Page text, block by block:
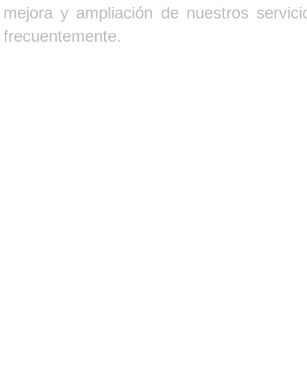
mejora y ampliación de nuestros
frecuentemente.